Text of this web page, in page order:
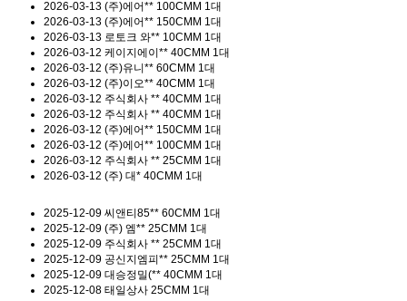
2026-03-13 (주)에어** 100CMM 1대
2026-03-13 (주)에어** 150CMM 1대
2026-03-13 로토크 와** 10CMM 1대
2026-03-12 케이지에이** 40CMM 1대
2026-03-12 (주)유니** 60CMM 1대
2026-03-12 (주)이오** 40CMM 1대
2026-03-12 주식회사 ** 40CMM 1대
2026-03-12 주식회사 ** 40CMM 1대
2026-03-12 (주)에어** 150CMM 1대
2026-03-12 (주)에어** 100CMM 1대
2026-03-12 주식회사 ** 25CMM 1대
2026-03-12 (주) 대* 40CMM 1대
2025-12-09 씨앤티85** 60CMM 1대
2025-12-09 (주) 엠** 25CMM 1대
2025-12-09 주식회사 ** 25CMM 1대
2025-12-09 공신지엠피** 25CMM 1대
2025-12-09 대승정밀(** 40CMM 1대
2025-12-08 태일상사 25CMM 1대